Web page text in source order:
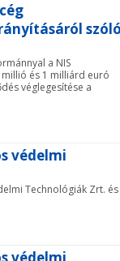
a NIS
és 1 milliárd euró
véglegesítése a
védelmi
Technológiák Zrt.